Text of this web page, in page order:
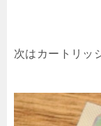
次はカートリッ